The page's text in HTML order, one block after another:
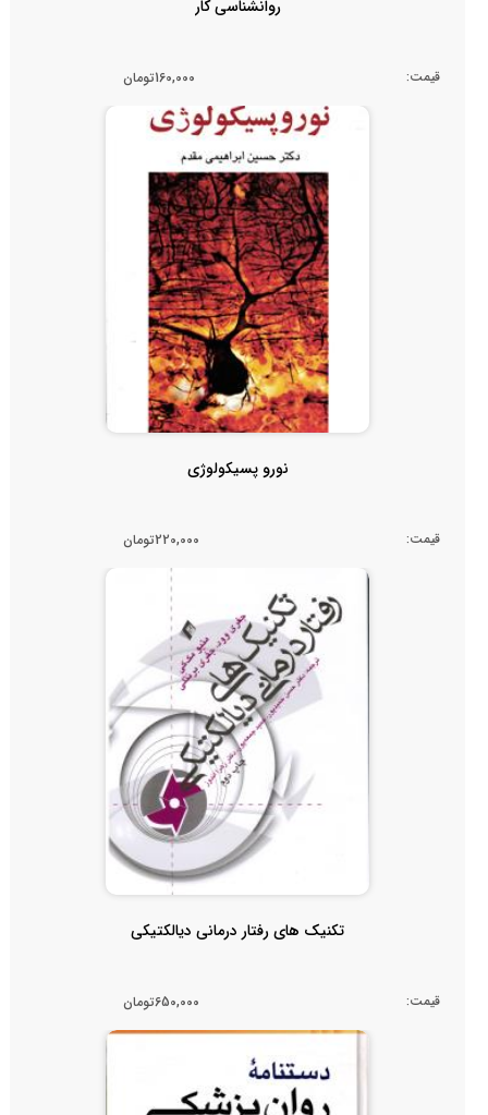
روانشناسی کار
قیمت: 160,000تومان
نورو پسیکولوژی
قیمت: 220,000تومان
تکنیک های رفتار درمانی دیالکتیکی
قیمت: 650,000تومان